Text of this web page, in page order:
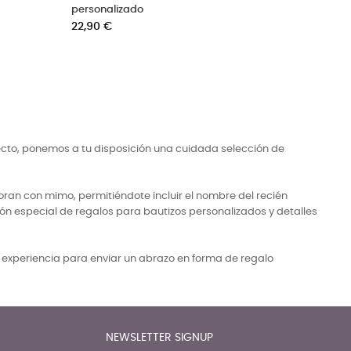
Precio
20,00 €
ponemos a tu disposición una cuidada selección de
con mimo, permitiéndote incluir el nombre del recién
especial de regalos para bautizos personalizados y detalles
para enviar un abrazo en forma de regalo
NEWSLETTER SIGNUP